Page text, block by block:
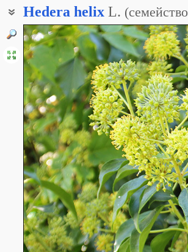
Hedera helix L. (семейство
Плющ кавказский
Плющ крымский